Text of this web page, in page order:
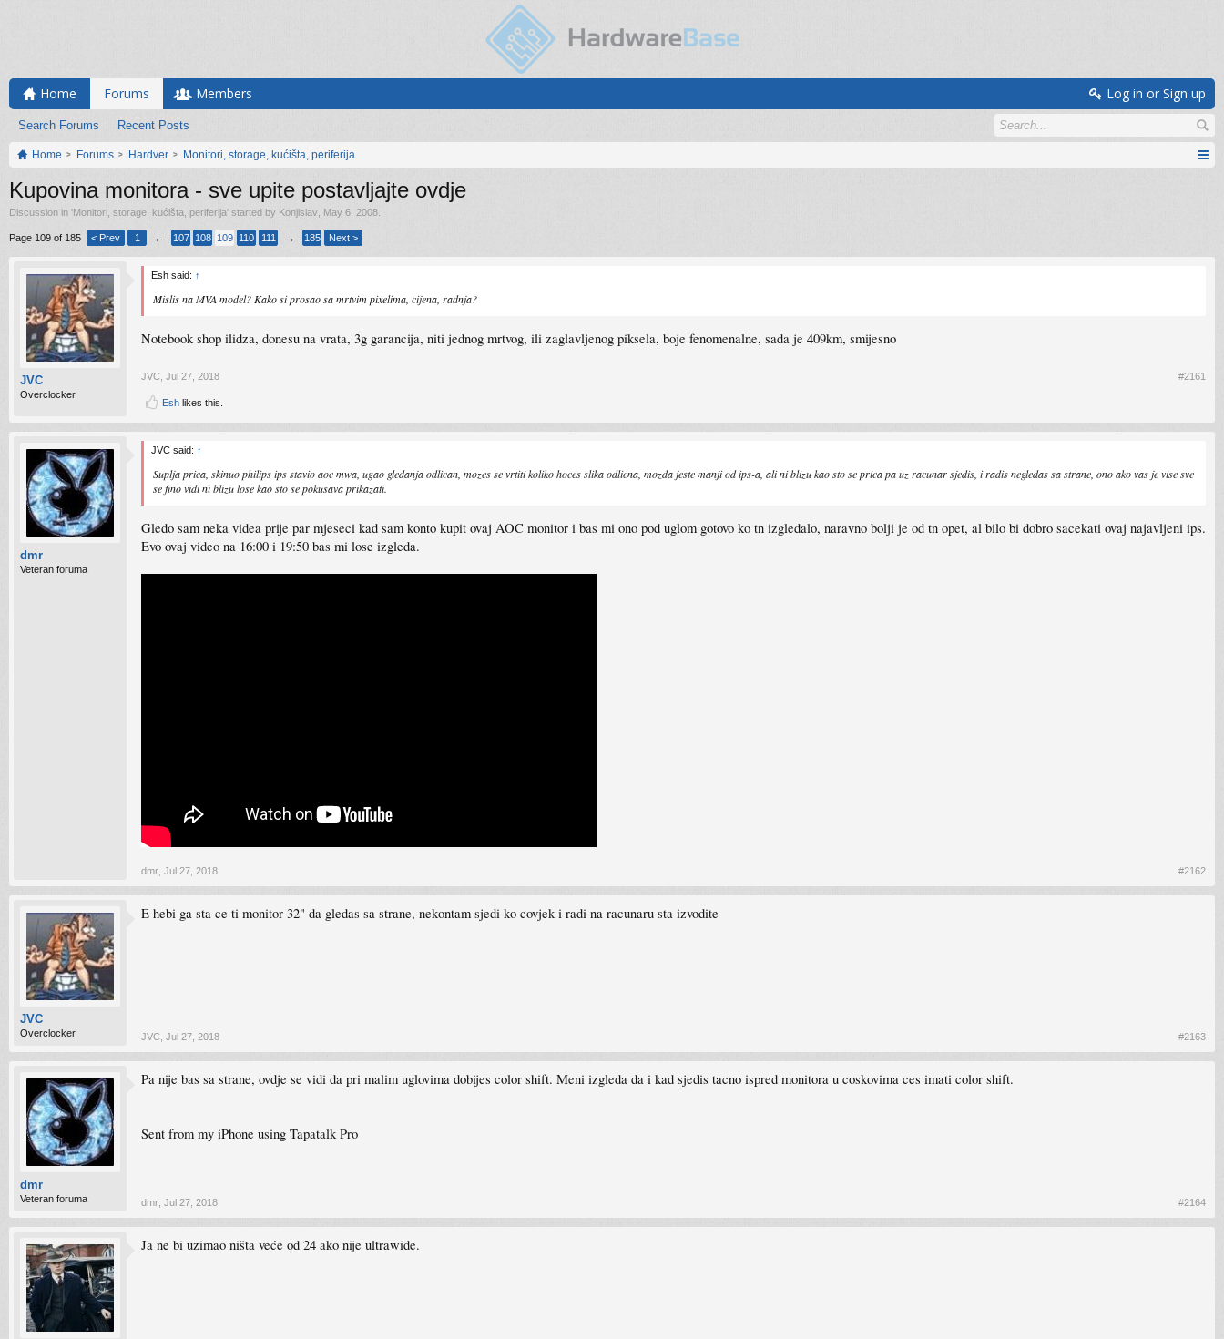
Home Forums
Search Forums Recent Posts
Members Log in or Sign up
Home Forums Hardver Monitori, storage, kućišta, periferija
Kupovina monitora - sve upite postavljajte ovdje
Discussion in 'Monitori, storage, kućišta, periferija' started by Konjislav May 6, 2008
Page 109 of 185 < Prev 1 ← 107 108 109 110 111 → 185 Next >
JVC
Overclocker
Esh said: ↑
Mislis na MVA model? Kako si prosao sa mrtvim pixelima, cijena, radnja?
Notebook shop ilidza, donesu na vrata, 3g garancija, niti jednog mrtvog, ili zaglavljenog piksela, boje fenomenalne, sada je 409km, smijesno
JVC Jul 27, 2018 #2161
Esh likes this.
dmr
Veteran foruma
JVC said: ↑
Suplja prica, skinuo philips ips stavio aoc mwa, ugao gledanja odlican, mozes se vrtiti koliko hoces slika odlicna, mozda jeste manji od ips-a, ali ni blizu kao sto se prica pa uz racunar sjedis, i radis negledas sa strane, ono ako vas je vise sve
se fino vidi ni blizu lose kao sto se pokusava prikazati.
Gledo sam neka videa prije par mjeseci kad sam konto kupit ovaj AOC monitor i bas mi ono pod uglom gotovo ko tn izgledalo, naravno bolji je od tn opet, al bilo bi dobro sacekati ovaj najavljeni ips.
Evo ovaj video na 16:00 i 19:50 bas mi lose izgleda.
dmr Jul 27, 2018 #2162
JVC
Overclocker
E hebi ga sta ce ti monitor 32" da gledas sa strane, nekontam sjedi ko covjek i radi na racunaru sta izvodite
JVC Jul 27, 2018 #2163
dmr
Veteran foruma
Pa nije bas sa strane, ovdje se vidi da pri malim uglovima dobijes color shift. Meni izgleda da i kad sjedis tacno ispred monitora u coskovima ces imati color shift.
Sent from my iPhone using Tapatalk Pro
dmr Jul 27, 2018 #2164
Ja ne bi uzimao ništa veće od 24 ako nije ultrawide.